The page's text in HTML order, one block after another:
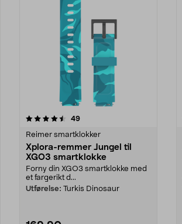
49anmeldelser
Reimer smartklokker
Xplora-remmer Jungel til
XGO3 smartklokke
Forny din XGO3 smartklokke med
et fargerikt d...
Utførelse: Turkis Dinosaur
4.5 av 5 stjerner